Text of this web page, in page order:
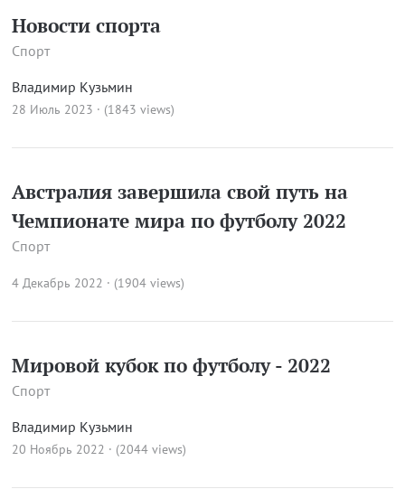
Новости спорта
Спорт
Владимир Кузьмин
28 Июль 2023 · (1843 views)
Австралия завершила свой путь на
Чемпионате мира по футболу 2022
Спорт
4 Декабрь 2022 · (1904 views)
Мировой кубок по футболу - 2022
Спорт
Владимир Кузьмин
20 Ноябрь 2022 · (2044 views)